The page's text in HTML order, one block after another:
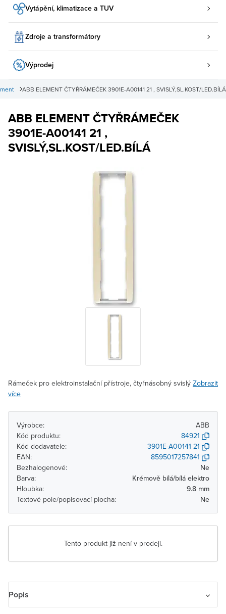
Vytápění, klimatizace a TUV
Zdroje a transformátory
Výprodej
ABB ELEMENT ČTYŘRÁMEČEK 3901E-A00141 21 , SVISLÝ,SL.KOST/LED.BÍLÁ
ABB ELEMENT ČTYŘRÁMEČEK
3901E-A00141 21 ,
SVISLÝ,SL.KOST/LED.BÍLÁ
Rámeček pro elektroinstalační přístroje, čtyřnásobný svislý Zobrazit
více
Výrobce:
ABB
Kód produktu:
84921
Kód dodavatele:
3901E-A00141 21
EAN:
8595017257841
Bezhalogenové:
Ne
Barva:
Krémově bílá/bílá elektro
Hloubka:
9.8 mm
Textové pole/popisovací plocha:
Ne
Tento produkt již není v prodeji.
Popis